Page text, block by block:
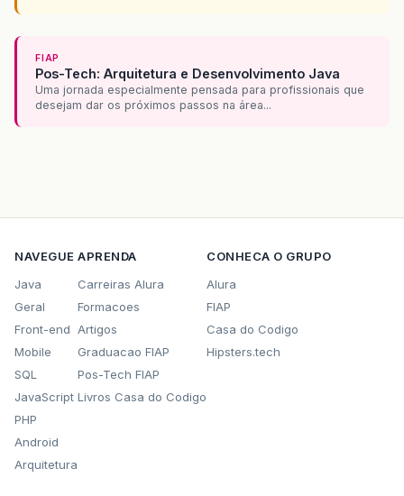
FIAP
Pos-Tech: Arquitetura e Desenvolvimento Java
Uma jornada especialmente pensada para profissionais que
desejam dar os próximos passos na área...
NAVEGUE
Java
Geral
Front-end
Mobile
SQL
JavaScript
PHP
Android
Arquitetura
APRENDA
Carreiras Alura
Formacoes
Artigos
Graduacao FIAP
Pos-Tech FIAP
Livros Casa do Codigo
CONHECA O GRUPO
Alura
FIAP
Casa do Codigo
Hipsters.tech